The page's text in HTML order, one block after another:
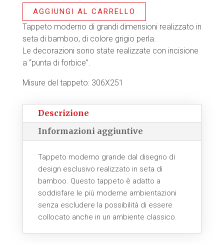
era:
€ 5.500,00.
è:
€ 3.080,00.
AGGIUNGI AL CARRELLO
Tappeto moderno di grandi dimensioni realizzato in
seta di bamboo, di colore grigio perla.
Le decorazioni sono state realizzate con incisione
a “punta di forbice”.
Misure del tappeto: 306X251
Descrizione
Informazioni aggiuntive
Tappeto moderno grande dal disegno di
design esclusivo realizzato in seta di
bamboo. Questo tappeto è adatto a
soddisfare le più moderne ambientazioni
senza escludere la possibilità di essere
collocato anche in un ambiente classico.